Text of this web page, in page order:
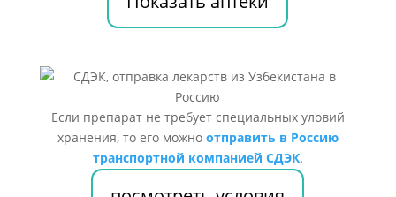
Если препарат не требует специальных уловий
хранения, то его можно отправить в Россию
транспортной компанией СДЭК.